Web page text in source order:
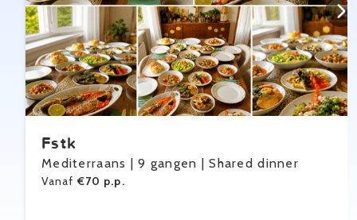
Fstk
Mediterraans | 9 gangen | Shared dinner
Vanaf €70 p.p.